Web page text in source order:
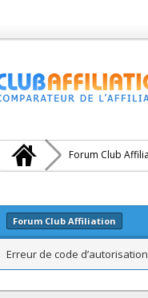
Forum Club
Forum Club Affiliation
Erreur de code